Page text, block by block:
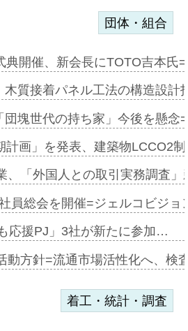
団体・組合
典開催、新会長にTOTO吉本氏
木質接着パネル工法の構造設
団塊世代の持ち家」今後を懸
計画」を発表、建築物LCCO2
、「外国人との取引実務調査
員総会を開催=ジェルコビジ
応援PJ」3社が新たに参加…
動方針=流通市場活性化へ、検
着工・統計・調査